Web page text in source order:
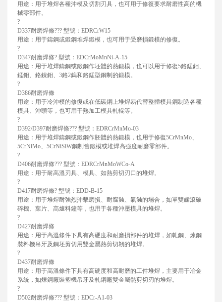
用途：用于堆焊各種沖模及切割刃具，也可用于修復要求耐磨性高的機
械零部件。
?
D337耐磨焊條??? 型號：EDRCrW15
用途：用于鑄鋼或鍛鋼堆焊鍛模，也可用于受磨損鍛模的修復。
?
D347耐磨焊條? 型號：EDCrMoMnNi-A-15
用途：用于堆焊鑄鋼或鍛鋼作坯體的熱鍛模，也可以用于修復5鉻錳鉬、
錳鉬、鉻鎳鉬、3鉻2鎢和鉻錳型鋼制的鍛模。
?
D386耐磨焊條
用途：用于冷沖模的修復或在低碳鋼上堆焊易代替整體模具鋼制造各種
模具、沖頭等，也可用于熱加工模具軋輥等。
?
D392/D397耐磨焊條??? 型號：EDRCrMnMo-03
用途：用于堆焊鑄鋼或鍛鋼作胚體的熱鍛模，也用于修復5CrMnMo、
5CrNiMo、5CrNiSiW鋼制舊鍛模或堆焊高強度耐磨零部件。
?
D406耐磨焊條??? 型號：EDRCrMnMoWCo-A
用途：用于耐高溫刃具、模具、如熱剪切刃口的堆焊。
?
D417耐磨焊條? 型號：EDD-B-15
用途：用于堆焊耐強烈沖擊磨損、耐腐蝕、氣蝕的場合，如單雙齒滾破
碎機、葉片、高爐料鐘等，也用于各種沖壓模具的堆焊。
?
D427耐磨焊條
用途：用于高溫條件下具有高硬度和耐磨損部件的堆焊，如軋鋼、煉鋼
裝料機吊牙及鋼坯剪切用雙金屬熱剪切韌的堆焊。
?
D437耐磨焊條
用途：用于高溫條件下具有高硬度和高耐磨的工件堆焊，主要用于冶金
系統，如煉鋼廠裝塑機吊牙及軋鋼廠雙金屬熱剪切刃的堆焊。
?
D502耐磨焊條??? 型號：EDCr-A1-03